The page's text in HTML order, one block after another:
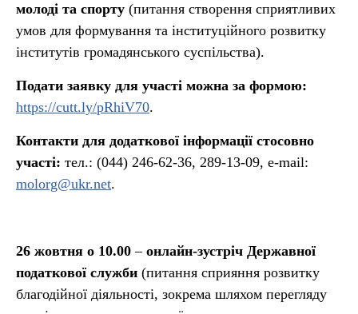
молоді та спорту (питання створення сприятливих
умов для формування та інституційного розвитку
інститутів громадянського суспільства).
Подати заявку для участі можна за формою:
https://cutt.ly/pRhiV70.
Контакти для додаткової інформації стосовно
участі: тел.: (044) 246-62-36, 289-13-09, e-mail:
molorg@ukr.net.
26 жовтня о 10.00 – онлайн-зустріч Державної
податкової служби (питання сприяння розвитку
благодійної діяльності, зокрема шляхом перегляду